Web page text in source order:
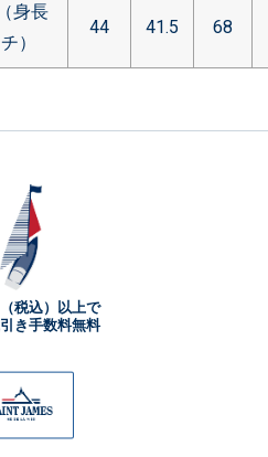
身長
）
44 41.5 68
税込）以上で
き手数料無料